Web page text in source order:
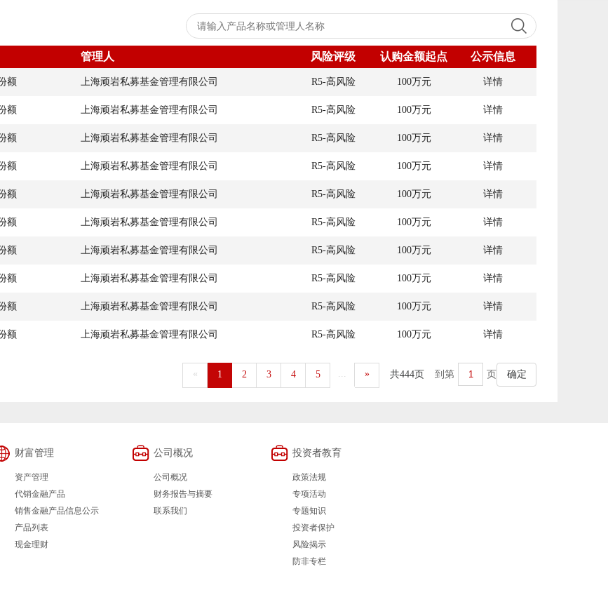
管理人 风险评级 认购金额起点
公示信息
详情
额 上海顽岩私募基金管理有限公司 R5-高风险 100万元 详情
额 上海顽岩私募基金管理有限公司 R5-高风险 100万元 详情
额 上海顽岩私募基金管理有限公司 R5-高风险 100万元 详情
额 上海顽岩私募基金管理有限公司 R5-高风险 100万元 详情
额 上海顽岩私募基金管理有限公司 R5-高风险 100万元 详情
额 上海顽岩私募基金管理有限公司 R5-高风险 100万元 详情
额 上海顽岩私募基金管理有限公司 R5-高风险 100万元 详情
额 上海顽岩私募基金管理有限公司 R5-高风险 100万元 详情
额 上海顽岩私募基金管理有限公司 R5-高风险 100万元 详情
额 上海顽岩私募基金管理有限公司 R5-高风险 100万元 详情
共444页 到第 页 确定
« 1 2 3 4 5 ... »
财富管理
资产管理
代销金融产品
销售金融产品信息公示
产品列表
现金理财
公司概况
公司概况
财务报告与摘要
联系我们
投资者教育
政策法规
专项活动
专题知识
投资者保护
风险揭示
防非专栏